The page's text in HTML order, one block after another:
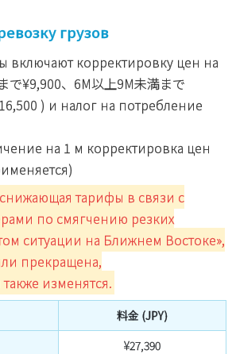
грузов
включают корректировку цен на
で¥9,900、6M以上9M未満まで
) и налог на потребление
на 1 м корректировка цен
тарифы в связи с
по смягчению резких
ситуации на Ближнем Востоке»,
прекращена,
изменятся.
料金 (JPY)
¥27,390